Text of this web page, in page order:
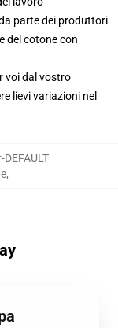
parte dei produttori
del cotone con
voi dal vostro
lievi variazioni nel
,